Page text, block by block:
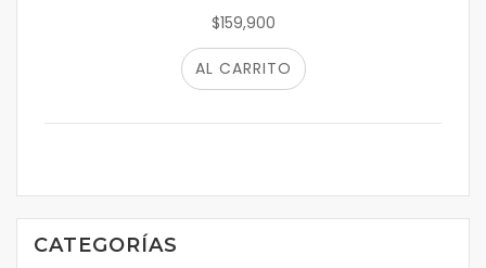
$159,900
AL CARRITO
CATEGORÍAS